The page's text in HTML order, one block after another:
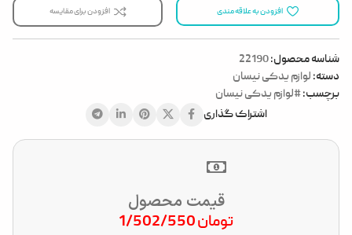
افزودن به علاقه مندی افزودن برای مقایسه
شناسه محصول:22190
دسته: لوازم یدکی نیسان
برچسب:#لوازم یدکی نیسان
اشتراک گذاری
قیمت محصول
تومان